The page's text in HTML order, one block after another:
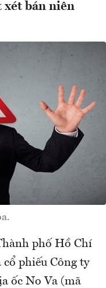
xét bán niên
phố Hồ Chí
phiếu Công ty
ốc No Va (mã